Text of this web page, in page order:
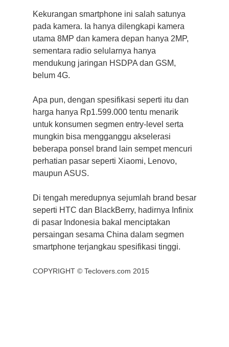
Kekurangan smartphone ini salah satunya
pada kamera. Ia hanya dilengkapi kamera
utama 8MP dan kamera depan hanya 2MP,
sementara radio selularnya hanya
mendukung jaringan HSDPA dan GSM,
belum 4G.
Apa pun, dengan spesifikasi seperti itu dan
harga hanya Rp1.599.000 tentu menarik
untuk konsumen segmen entry-level serta
mungkin bisa mengganggu akselerasi
beberapa ponsel brand lain sempet mencuri
perhatian pasar seperti Xiaomi, Lenovo,
maupun ASUS.
Di tengah meredupnya sejumlah brand besar
seperti HTC dan BlackBerry, hadirnya Infinix
di pasar Indonesia bakal menciptakan
persaingan sesama China dalam segmen
smartphone terjangkau spesifikasi tinggi.
COPYRIGHT © Teclovers.com 2015